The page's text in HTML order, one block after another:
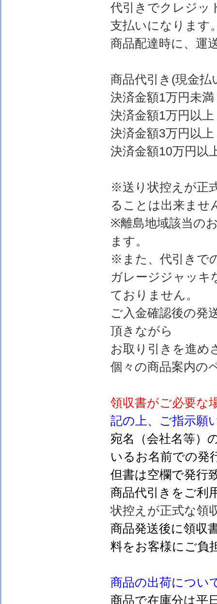
代引きでクレジッ
支払いになります
商品配達時に、運
商品代引き(現金
決済金額1万
決済金額1万円以
決済金額3万円以
決済金額10万円以
※送り状控えが正
ることは出来ませ
※離島地域該当の
ます。
※また、代引きで
ガレージジャッキ
ておりません。
ご入金確認後の発
頂きながら
お取り引きを進め
個々の商品案内の
領収書がご必要な
記の上、ご指示願
宛名（会社名等）
いるお名前での発
但書は空欄で発行
商品代引きをご利
状控えが正式な領
商品発送後に領収
料をお客様にご負
商品の出荷につい
商品で在庫分は平